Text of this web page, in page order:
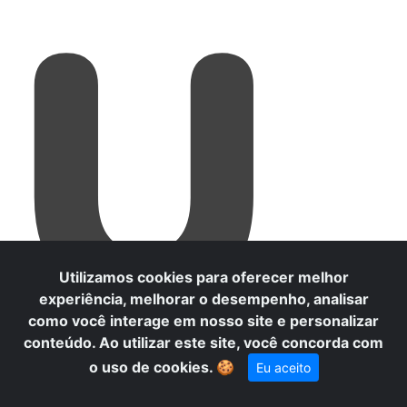
U
Utilizamos cookies para oferecer melhor
experiência, melhorar o desempenho, analisar
como você interage em nosso site e personalizar
conteúdo. Ao utilizar este site, você concorda com
o uso de cookies. 🍪 Eu aceito